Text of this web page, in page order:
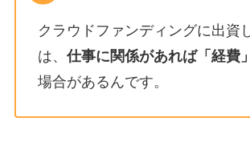
クラウドファンディングに出資
は、 仕事に関係があれば「経費
場合があるんです。